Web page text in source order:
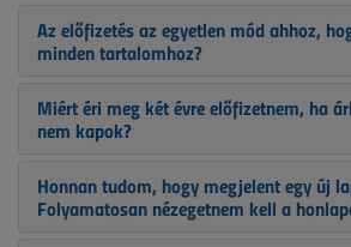
Az előfizetés az egyetlen mód ahhoz,
minden tartalomhoz?
Miért éri meg két évre előfizetnem, ha
nem kapok?
Honnan tudom, hogy megjelent egy új
Folyamatosan nézegetnem kell a